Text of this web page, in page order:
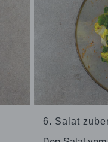
6. Salat